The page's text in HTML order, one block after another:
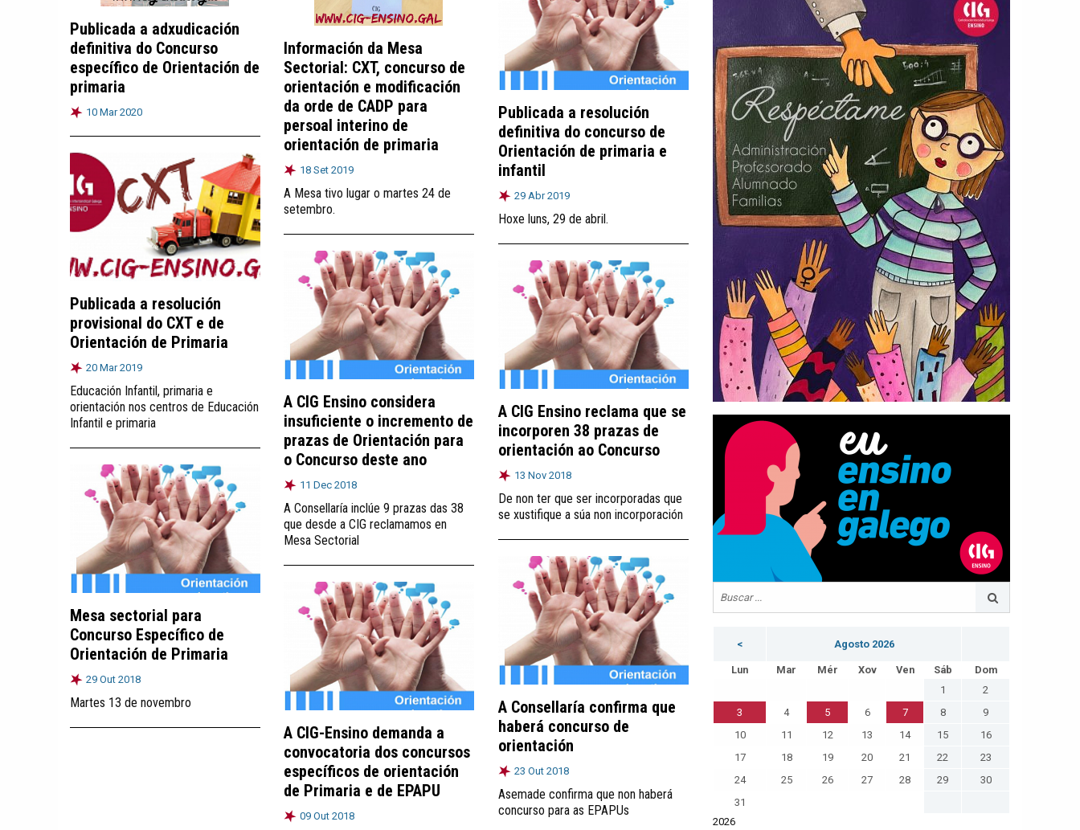
Publicada a adxudicación
definitiva do Concurso
específico de Orientación de
primaria
10 Mar 2020
Información da Mesa
Sectorial: CXT, concurso de
orientación e modificación
da orde de CADP para
persoal interino de
orientación de primaria
18 Set 2019
A Mesa tivo lugar o martes 24 de
setembro.
Publicada a resolución
definitiva do concurso de
Orientación de primaria e
infantil
29 Abr 2019
Hoxe luns, 29 de abril.
Publicada a resolución
provisional do CXT e de
Orientación de Primaria
20 Mar 2019
Educación Infantil, primaria e
orientación nos centros de Educación
Infantil e primaria
A CIG Ensino considera
insuficiente o incremento de
prazas de Orientación para
o Concurso deste ano
11 Dec 2018
A Consellaría inclúe 9 prazas das 38
que desde a CIG reclamamos en
Mesa Sectorial
A CIG Ensino reclama que se
incorporen 38 prazas de
orientación ao Concurso
13 Nov 2018
De non ter que ser incorporadas que
se xustifique a súa non incorporación
Mesa sectorial para
Concurso Específico de
Orientación de Primaria
29 Out 2018
Martes 13 de novembro
A Consellaría confirma que
haberá concurso de
orientación
23 Out 2018
Asemade confirma que non haberá
concurso para as EPAPUs
A CIG-Ensino demanda a
convocatoria dos concursos
específicos de orientación
de Primaria e de EPAPU
09 Out 2018
< Agosto 2026
Lun Mar Mér Xov Ven Sáb
Dom
1
2
3
4 5 6 7 8
9
10
11 12 13 14 15
16
17
18 19 20 21 22
23
24
25 26 27 28 29
30
31
2026